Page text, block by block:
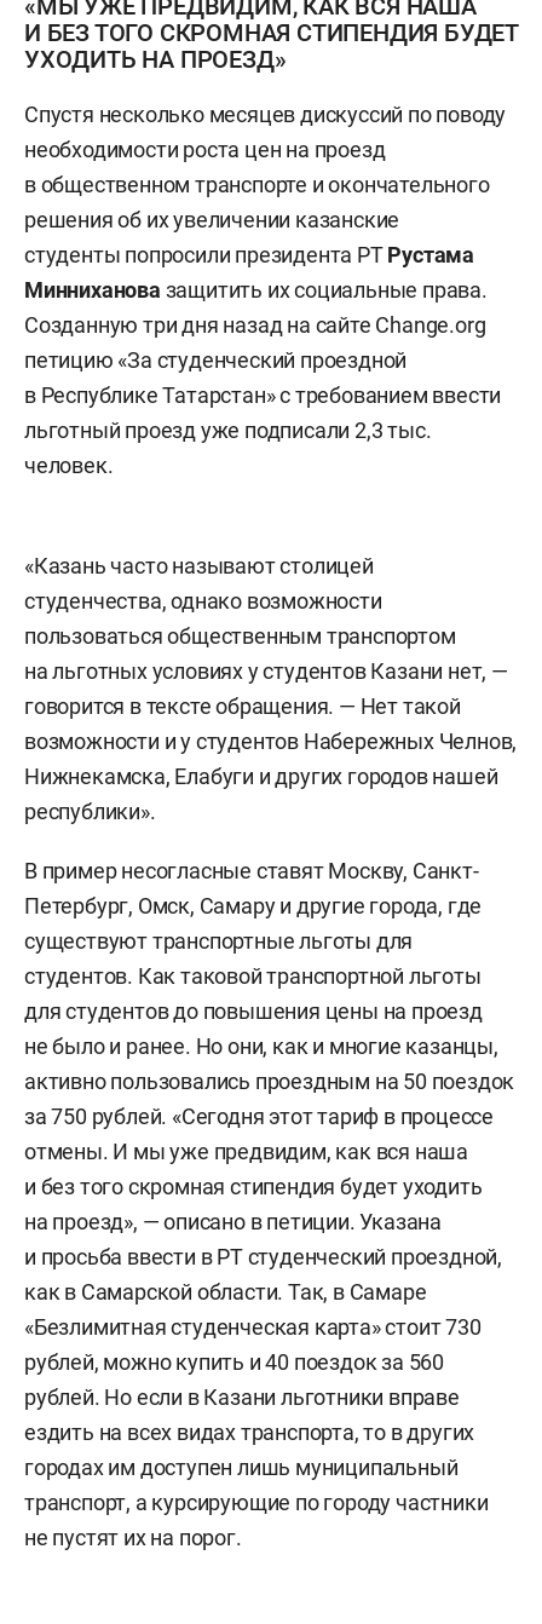
«МЫ УЖЕ ПРЕДВИДИМ, КАК ВСЯ НАША
И БЕЗ ТОГО СКРОМНАЯ СТИПЕНДИЯ БУДЕТ
УХОДИТЬ НА ПРОЕЗД»
Спустя несколько месяцев дискуссий по поводу
необходимости роста цен на проезд
в общественном транспорте и окончательного
решения об их увеличении казанские
студенты попросили президента РТРустама
Минниханова защитить их социальные права.
Созданную три дня назад на сайте Change.org
петицию «За студенческий проездной
в Республике Татарстан» с требованием ввести
льготный проезд уже подписали 2,3 тыс.
человек.
«Казань часто называют столицей
студенчества, однако возможности
пользоваться общественным транспортом
на льготных условиях у студентов Казани нет, —
говорится в тексте обращения. — Нет такой
возможности и у студентов Набережных Челнов,
Нижнекамска, Елабуги и других городов нашей
республики».
В пример несогласные ставят Москву, Санкт-
Петербург, Омск, Самару и другие города, где
существуют транспортные льготы для
студентов. Как таковой транспортной льготы
для студентов до повышения цены на проезд
не было и ранее. Но они, как и многие казанцы,
активно пользовались проездным на 50 поездок
за 750 рублей. «Сегодня этот тариф в процессе
отмены. И мы уже предвидим, как вся наша
и без того скромная стипендия будет уходить
на проезд», — описано в петиции. Указана
и просьба ввести в РТ студенческий проездной,
как в Самарской области. Так, в Самаре
«Безлимитная студенческая карта» стоит 730
рублей, можно купить и 40 поездок за 560
рублей. Но если в Казани льготники вправе
ездить на всех видах транспорта, то в других
городах им доступен лишь муниципальный
транспорт, а курсирующие по городу частники
не пустят их на порог.